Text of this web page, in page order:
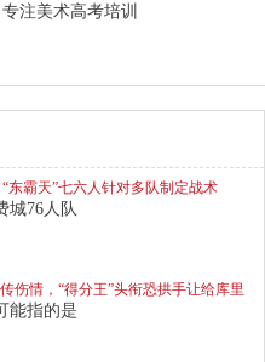
注美术高考培训
东霸天”七六人针对多队制定战术
城76人队
伤情，“得分王”头衔恐拱手让给库里
能指的是